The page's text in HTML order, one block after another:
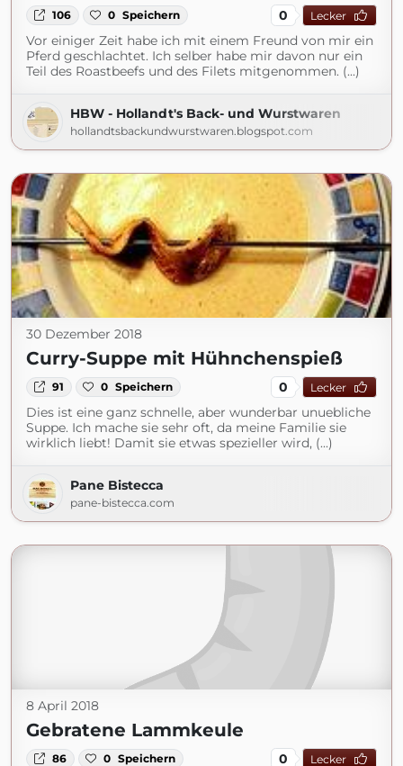
106 0 Speichern 0 Lecker
Vor einiger Zeit habe ich mit einem Freund von mir ein
Pferd geschlachtet. Ich selber habe mir davon nur ein
Teil des Roastbeefs und des Filets mitgenommen. (...)
HBW - Hollandt's Back- und Wurstwaren
hollandtsbackundwurstwaren.blogspot.com
30 Dezember 2018
Curry-Suppe mit Hühnchenspieß
91 0 Speichern 0 Lecker
Dies ist eine ganz schnelle, aber wunderbar unuebliche
Suppe. Ich mache sie sehr oft, da meine Familie sie
wirklich liebt! Damit sie etwas spezieller wird, (...)
Pane Bistecca
pane-bistecca.com
8 April 2018
Gebratene Lammkeule
86 0 Speichern 0 Lecker